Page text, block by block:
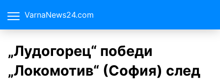
VarnaNews24.com
„Лудогорец“ победи
„Локомотив“ (София) след